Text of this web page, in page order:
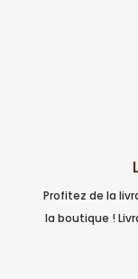
Profitez de la
la boutique !